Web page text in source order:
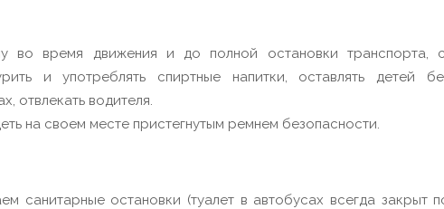
во время движения и до полной остановки транспорта,
и употреблять спиртные напитки, оставлять детей
отвлекать водителя.
на своем месте пристегнутым ремнем безопасности.
санитарные остановки (туалет в автобусах всегда закрыт